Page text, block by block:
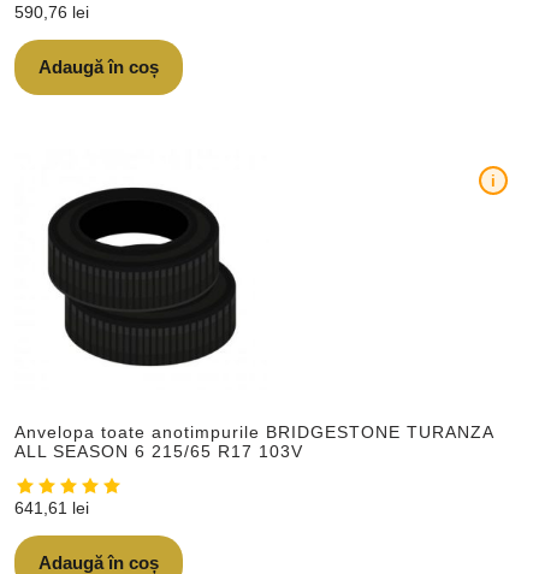
590,76 lei
Adaugă în coș
Anvelopa toate anotimpurile BRIDGESTONE TURANZA
ALL SEASON 6 215/65 R17 103V
i
641,61 lei
Adaugă în coș